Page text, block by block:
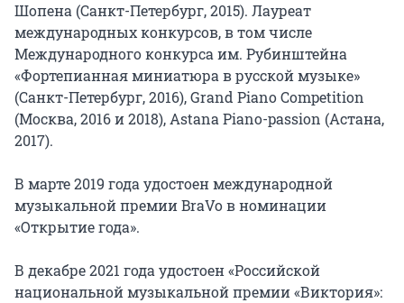
Шопена (Санкт-Петербург, 2015). Лауреат
международных конкурсов, в том числе
Международного конкурса им. Рубинштейна
«Фортепианная миниатюра в русской музыке»
(Санкт-Петербург, 2016), Grand Piano Competition
(Москва, 2016 и 2018), Astana Piano-passion (Астана,
2017).
В марте 2019 года удостоен международной
музыкальной премии BraVo в номинации
«Открытие года».
В декабре 2021 года удостоен «Российской
национальной музыкальной премии «Виктория»: